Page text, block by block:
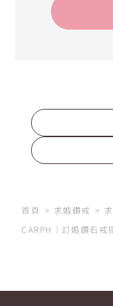
首頁 求婚鑽戒
CARPH｜訂婚鑽石